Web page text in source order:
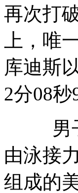
再次打
上，唯
库迪斯
2分08
男子
由泳接
组成的